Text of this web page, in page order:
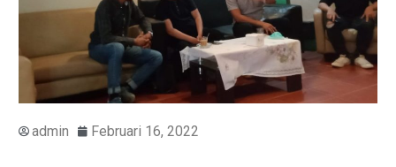
admin Februari 16, 2022